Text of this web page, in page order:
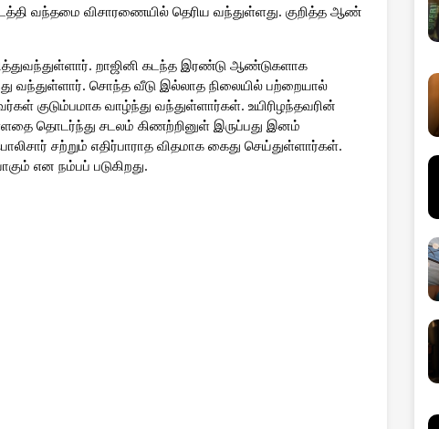
வந்தமை விசாரணையில் தெரிய வந்துள்ளது. குறித்த ஆண்
றாஜினி கடந்த இரண்டு ஆண்டுகளாக
வந்துள்ளார். சொந்த வீடு இல்லாத நிலையில் பற்றையால்
குடும்பமாக வாழ்ந்து வந்துள்ளார்கள். உயிரிழந்தவரின்
தொடர்ந்து சடலம் கிணற்றினுள் இருப்பது இனம்
சற்றும் எதிர்பாராத விதமாக கைது செய்துள்ளார்கள்.
என நம்பப் படுகிறது.